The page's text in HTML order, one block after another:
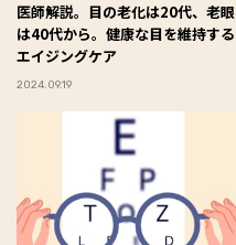
医師解説。目の老化は20代、老眼
は40代から。健康な目を維持する
エイジングケア
2024.09.19